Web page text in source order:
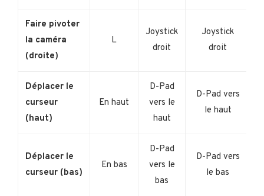
Faire pivoter
la caméra
(droite)
L
Joystick
droit
Joystick
droit
Déplacer le
curseur
(haut)
En haut
D-Pad
vers le
haut
D-Pad vers
le haut
Déplacer le
curseur (bas)
En bas
D-Pad
vers le
bas
D-Pad vers
le bas